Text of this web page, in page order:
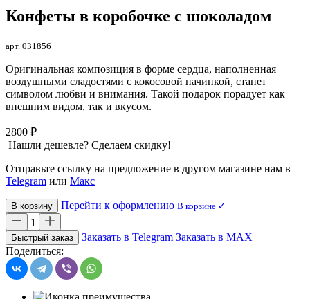
Конфеты в коробочке с шоколадом
арт. 031856
Оригинальная композиция в форме сердца, наполненная
воздушными сладостями с кокосовой начинкой, станет
символом любви и внимания. Такой подарок порадует как
внешним видом, так и вкусом.
2800 ₽
Нашли дешевле? Сделаем скидку!
Отправьте ссылку на предложение в другом магазине нам в
Telegram или Макс
В корзину Перейти к оформлению В корзине ✓
1
Быстрый заказ Заказать в Telegram Заказать в MAX
Поделиться: